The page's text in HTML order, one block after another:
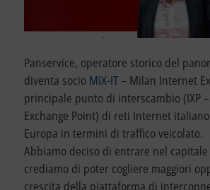
Panservice, operatore storico del
diventa socio MIX-IT– Milan Internet
principale punto di interscambio (IXP
Exchange Point) di reti Internet
Europa in termini di traffico veicolato.
Abbiamo deciso di entrare nel
crediamo di poter cogliere maggiori
crescita della piattaforma di